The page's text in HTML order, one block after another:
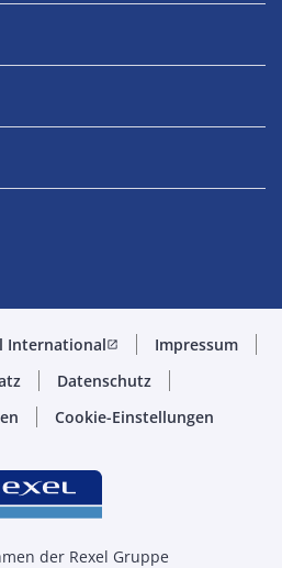
Internationalopen_in_new
Impressum
Datenschutz
Cookie-Einstellungen
der Rexel Gruppe